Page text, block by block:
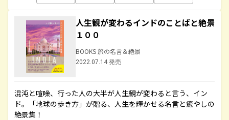
人生観が変わるインドのことばと絶景
１００
BOOKS 旅の名言＆絶景
2022.07.14 発売
混沌と喧噪、行った人の大半が人生観が変わると言う、イン
ド。「地球の歩き方」が贈る、人生を輝かせる名言と癒やしの
絶景集！